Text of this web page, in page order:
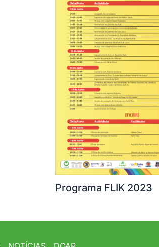
Programa FLIK 2023